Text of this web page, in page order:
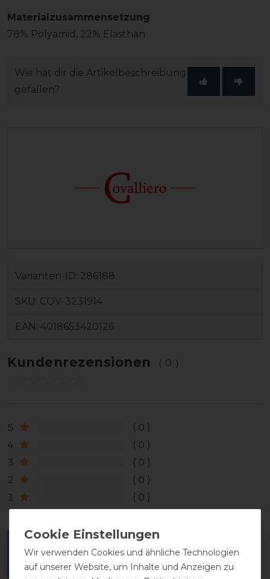
Materialzusammensetzung
78% Polyamid, 22% Elasthan
Wie hat dir die Artikelbeschreibung
gefallen?
Varianten-ID: 286188
SKU: COV-3231914
EAN: 4018653420126
Kundenrezensionen (0)
5
0
4
0
3
0
2
0
1
0
Melde dich an, um eine Kundenrezension zu
verfassen.
Wir verwenden Cookies und ähnliche Technologien
auf unserer Website, um Inhalte und Anzeigen zu